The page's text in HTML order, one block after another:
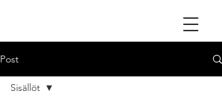
Post
Sisällöt